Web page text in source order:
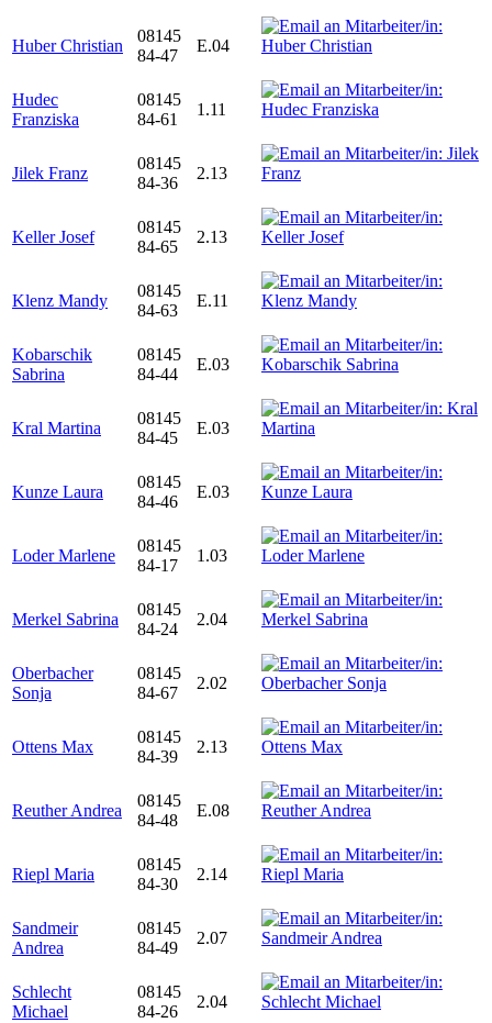
Huber Christian
08145
84-47
E.04
Hudec
Franziska
08145
84-61
1.11
Jilek Franz
08145
84-36
2.13
Keller Josef
08145
84-65
2.13
Klenz Mandy
08145
84-63
E.11
Kobarschik
Sabrina
08145
84-44
E.03
Kral Martina
08145
84-45
E.03
Kunze Laura
08145
84-46
E.03
Loder Marlene
08145
84-17
1.03
Merkel Sabrina
08145
84-24
2.04
Oberbacher
Sonja
08145
84-67
2.02
Ottens Max
08145
84-39
2.13
Reuther Andrea
08145
84-48
E.08
Riepl Maria
08145
84-30
2.14
Sandmeir
Andrea
08145
84-49
2.07
Schlecht
Michael
08145
84-26
2.04